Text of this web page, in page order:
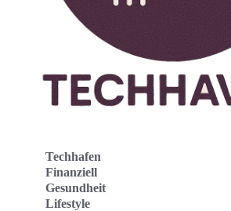
Techhafen
Finanziell
Gesundheit
Lifestyle